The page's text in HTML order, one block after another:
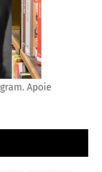
Apoie